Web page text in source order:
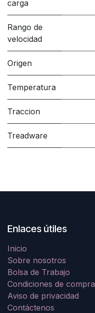
carga
Rango de
velocidad
Origen
Temperatura
Traccion
Treadware
Enlaces útiles
Inicio
Sobre nosotros
Bolsa de Trabajo
Condiciones de compra
Aviso de privacidad
Contáctenos